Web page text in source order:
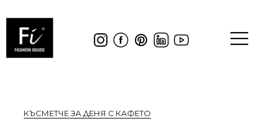
КЪСМЕТЧЕ ЗА ДЕНЯ С КАФЕТО